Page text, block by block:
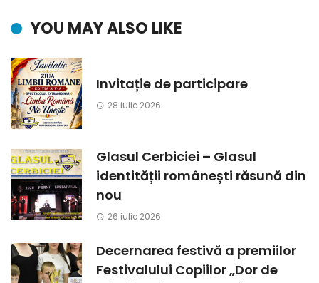
YOU MAY ALSO LIKE
Invitație de participare
28 iulie 2026
Glasul Cerbiciei – Glasul
identității românești răsună din
nou
26 iulie 2026
Decernarea festivă a premiilor
Festivalului Copiilor „Dor de